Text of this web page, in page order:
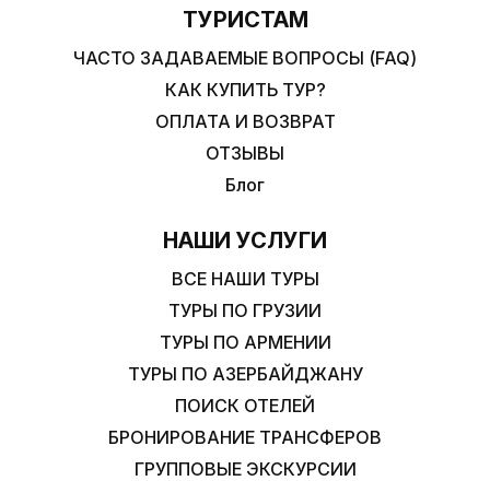
ТУРИСТАМ
ЧАСТО ЗАДАВАЕМЫЕ ВОПРОСЫ (FAQ)
КАК КУПИТЬ ТУР?
ОПЛАТА И ВОЗВРАТ
ОТЗЫВЫ
Блог
НАШИ УСЛУГИ
ВСЕ НАШИ ТУРЫ
ТУРЫ ПО ГРУЗИИ
ТУРЫ ПО АРМЕНИИ
ТУРЫ ПО АЗЕРБАЙДЖАНУ
ПОИСК ОТЕЛЕЙ
БРОНИРОВАНИЕ ТРАНСФЕРОВ
ГРУППОВЫЕ ЭКСКУРСИИ